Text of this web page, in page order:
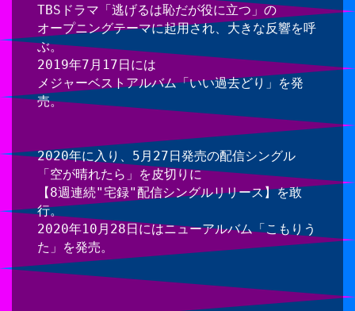
TBSドラマ「逃げるは恥だが役に立つ」の
オープニングテーマに起用され、大きな反響を呼
ぶ。
2019年7月17日には
メジャーベストアルバム「いい過去どり」を発
売。
2020年に入り、5月27日発売の配信シングル
「空が晴れたら」を皮切りに
【8週連続"宅録"配信シングルリリース】を敢
行。
2020年10月28日にはニューアルバム「こもりう
た」を発売。